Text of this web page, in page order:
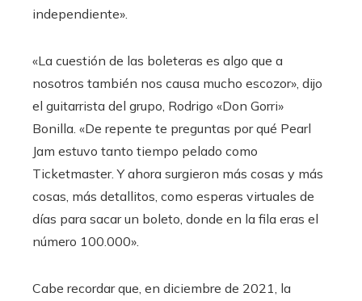
independiente».
«La cuestión de las boleteras es algo que a
nosotros también nos causa mucho escozor», dijo
el guitarrista del grupo, Rodrigo «Don Gorri»
Bonilla. «De repente te preguntas por qué Pearl
Jam estuvo tanto tiempo pelado como
Ticketmaster. Y ahora surgieron más cosas y más
cosas, más detallitos, como esperas virtuales de
días para sacar un boleto, donde en la fila eras el
número 100.000».
Cabe recordar que, en diciembre de 2021, la